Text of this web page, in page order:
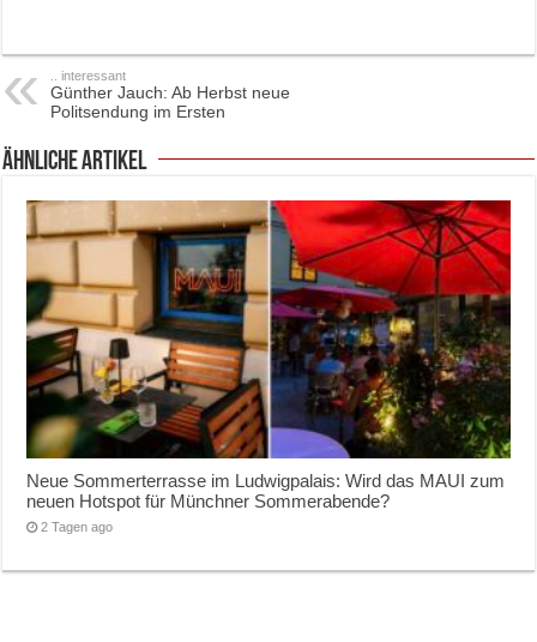
.. interessant
Günther Jauch: Ab Herbst neue
Politsendung im Ersten
ähnliche Artikel
Neue Sommerterrasse im Ludwigpalais: Wird das MAUI zum
neuen Hotspot für Münchner Sommerabende?
2 Tagen ago